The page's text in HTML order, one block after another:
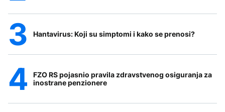
Hantavirus: Koji su simptomi i kako se prenosi?
FZO RS pojasnio pravila zdravstvenog osiguranja za
inostrane penzionere